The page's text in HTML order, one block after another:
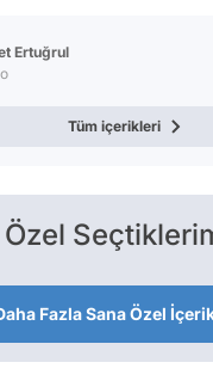
Ertuğrul
Tüm içerikleri
Özel
Fazla Sana Özel